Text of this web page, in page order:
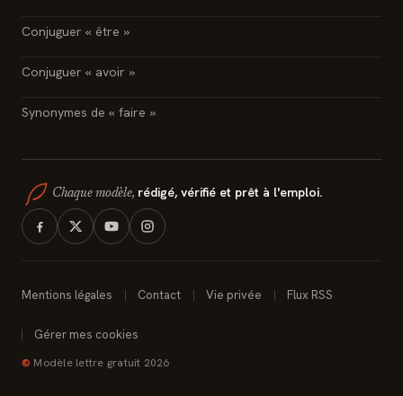
Conjuguer « être »
Conjuguer « avoir »
Synonymes de « faire »
Chaque modèle, rédigé, vérifié et prêt à l'emploi.
Mentions légales Contact Vie privée Flux RSS
Gérer mes cookies
© Modèle lettre gratuit 2026